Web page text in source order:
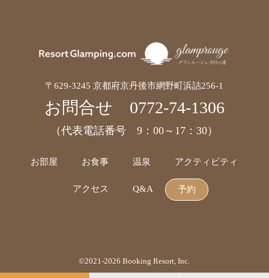
〒629-3245 京都府京丹後市網野町浜詰256-1
お問合せ 0772-74-1306
（代表電話番号 9：00～17：30）
お部屋 お食事 温泉 アクティビティ
アクセス Q&A 予約
©2021-2026 Booking Resort, Inc.